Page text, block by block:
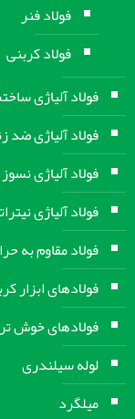
فولاد فنر
فولاد کربنی
فولاد آلیاژی
فولاد آلیاژی ضد
فولاد آلیاژی نسوز
فولاد آلیاژی
فولاد مقاوم به
فولادهای ابزار
فولادهای خوش
لوله سیلندری
میلگرد